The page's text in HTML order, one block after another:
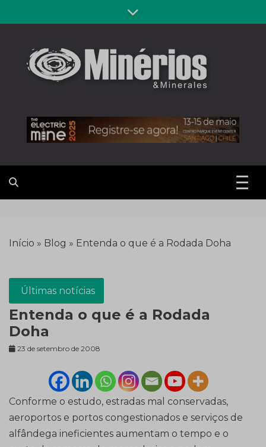
to
Revista
Minérios &
Minerales
Início » Blog » Entenda o que é a Rodada Doha
Últimas notícias
Entenda o que é a Rodada
Doha
23 de setembro de 2008
Conforme o estudo, estradas mal conservadas,
aeroportos e portos congestionados e serviços de
alfândega ineficientes aumentam o tempo e o